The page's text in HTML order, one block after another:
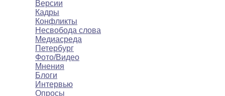
Версии
Кадры
Конфликты
Несвобода слова
Медиасреда
Петербург
Фото/Видео
Мнения
Блоги
Интервью
Опросы